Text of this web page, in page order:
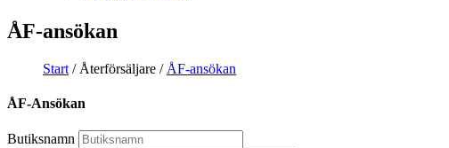
ÅF-ansökan
Start / Återförsäljare / ÅF-ansökan
ÅF-Ansökan
Butiksnamn